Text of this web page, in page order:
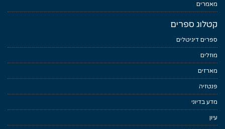
מאמרים
קטלוג ספרים
ספרים דיגיטלים
מוזלים
מארזים
פנטזיה
מדע בדיוני
עיון